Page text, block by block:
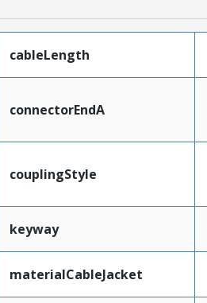
cableLength
connectorEndA
couplingStyle
keyway
materialCableJacket